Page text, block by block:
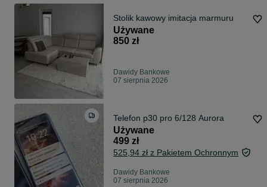
Stolik kawowy imitacja marmuru
Używane
850 zł
Dawidy Bankowe
07 sierpnia 2026
Telefon p30 pro 6/128 Aurora
Używane
499 zł
525,94 zł z Pakietem Ochronnym
Dawidy Bankowe
07 sierpnia 2026